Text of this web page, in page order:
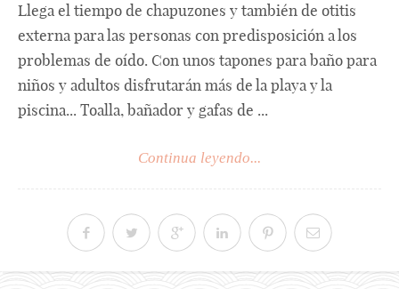
Llega el tiempo de chapuzones y también de otitis
externa para las personas con predisposición a los
problemas de oído. Con unos tapones para baño para
niños y adultos disfrutarán más de la playa y la
piscina... Toalla, bañador y gafas de ...
Continua leyendo...